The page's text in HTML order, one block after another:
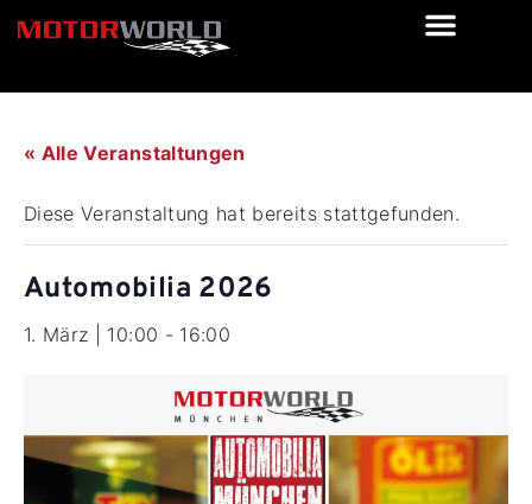
« Alle Veranstaltungen
Diese Veranstaltung hat bereits stattgefunden.
Automobilia 2026
1. März | 10:00 - 16:00